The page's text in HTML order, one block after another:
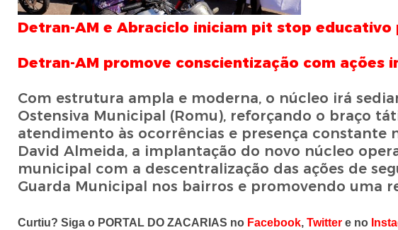
Detran-AM e Abraciclo iniciam pit stop
Detran-AM promove conscientização com ações
Com estrutura ampla e moderna, o núcleo irá
Ostensiva Municipal (Romu), reforçando o braço
atendimento às ocorrências e presença constante
David Almeida, a implantação do novo núcleo
municipal com a descentralização das ações de
Guarda Municipal nos bairros e promovendo uma
Curtiu? Siga o PORTAL DO ZACARIAS no Facebook, Twittere no